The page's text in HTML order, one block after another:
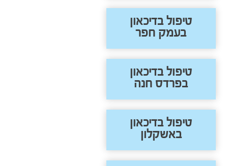
טיפול בדיכאון
בעמק חפר
טיפול בדיכאון
בפרדס חנה
טיפול בדיכאון
באשקלון